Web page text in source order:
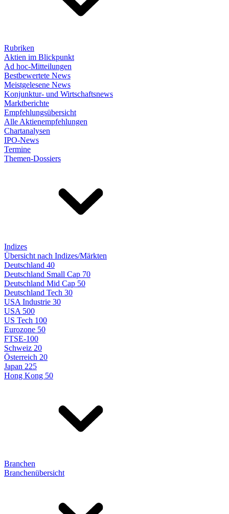
Rubriken
Aktien im Blickpunkt
Ad hoc-Mitteilungen
Bestbewertete News
Meistgelesene News
Konjunktur- und Wirtschaftsnews
Marktberichte
Empfehlungsübersicht
Alle Aktienempfehlungen
Chartanalysen
IPO-News
Termine
Themen-Dossiers
Indizes
Übersicht nach Indizes/Märkten
Deutschland 40
Deutschland Small Cap 70
Deutschland Mid Cap 50
Deutschland Tech 30
USA Industrie 30
USA 500
US Tech 100
Eurozone 50
FTSE-100
Schweiz 20
Österreich 20
Japan 225
Hong Kong 50
Branchen
Branchenübersicht